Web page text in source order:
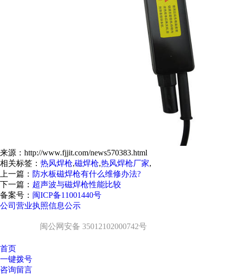
来源：http://www.fjjit.com/news570383.html
相关标签： 热风焊枪,磁焊枪,热风焊枪厂家,
上一篇： 防水板磁焊枪有什么维修办法?
下一篇： 超声波与磁焊枪性能比较
备案号： 闽ICP备11001440号
公司营业执照信息公示
闽公网安备 35012102000742号
首页
一键拨号
咨询留言